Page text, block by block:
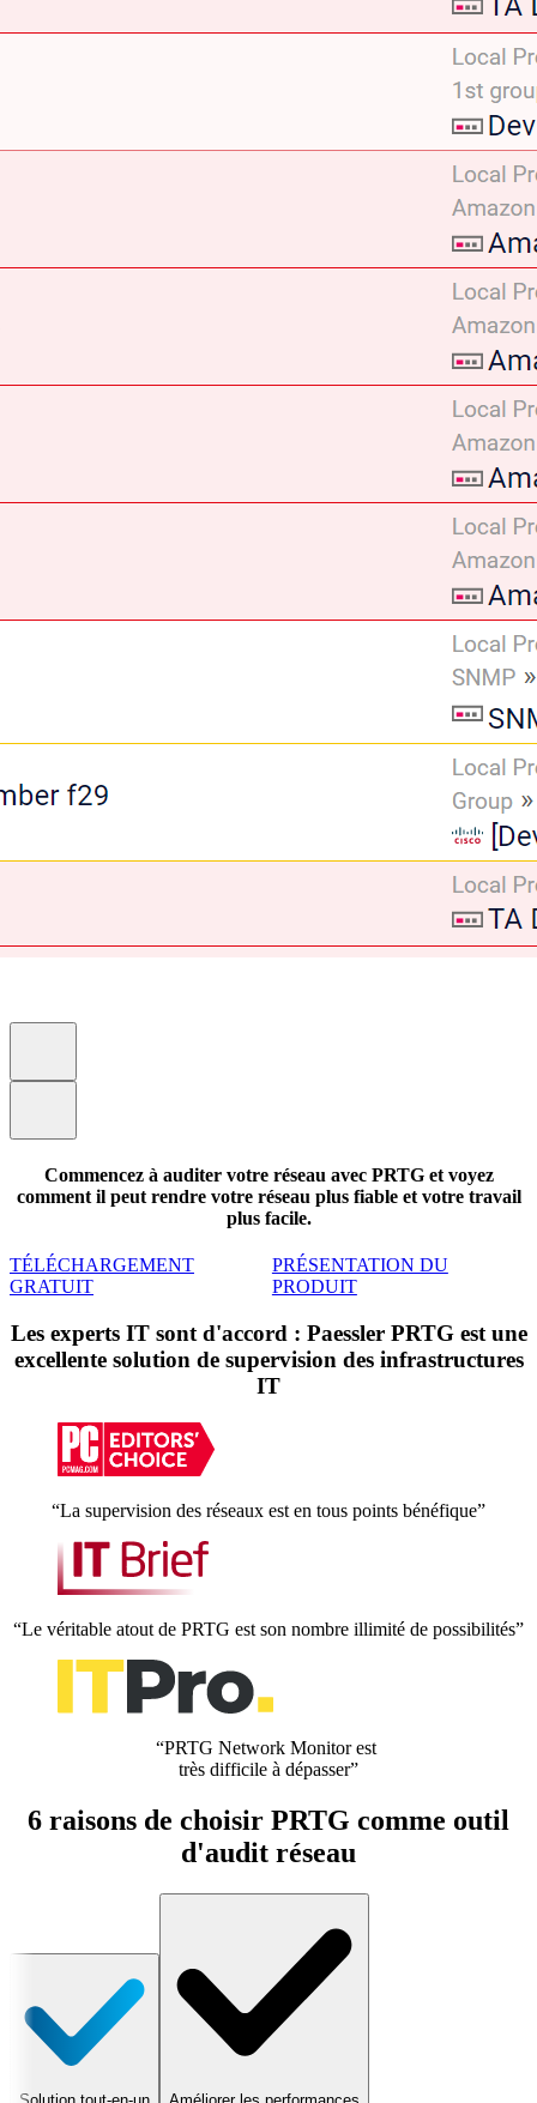
Commencez à auditer votre réseau avec PRTG et voyez
comment il peut rendre votre réseau plus fiable et votre travail
plus facile.
TÉLÉCHARGEMENT
GRATUIT
PRÉSENTATION DU
PRODUIT
Les experts IT sont d'accord : Paessler PRTG est une
excellente solution de supervision des infrastructures
IT
“La supervision des réseaux est en tous points bénéfique”
“Le véritable atout de PRTG est son nombre illimité de possibilités”
“PRTG Network Monitor est
très difficile à dépasser”
6 raisons de choisir PRTG comme outil
d'audit réseau